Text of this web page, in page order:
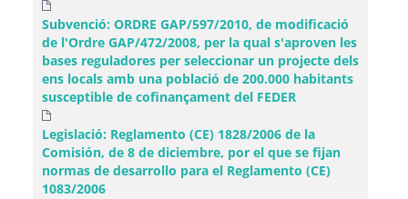
Subvenció: ORDRE GAP/597/2010, de modificació
de l'Ordre GAP/472/2008, per la qual s'aproven les
bases reguladores per seleccionar un projecte dels
ens locals amb una població de 200.000 habitants
susceptible de cofinançament del FEDER
Legislació: Reglamento (CE) 1828/2006 de la
Comisión, de 8 de diciembre, por el que se fijan
normas de desarrollo para el Reglamento (CE)
1083/2006